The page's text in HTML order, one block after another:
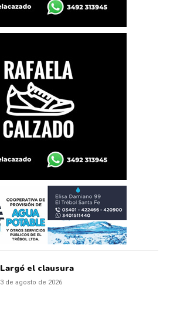
Largó el clausura
3 de agosto de 2026